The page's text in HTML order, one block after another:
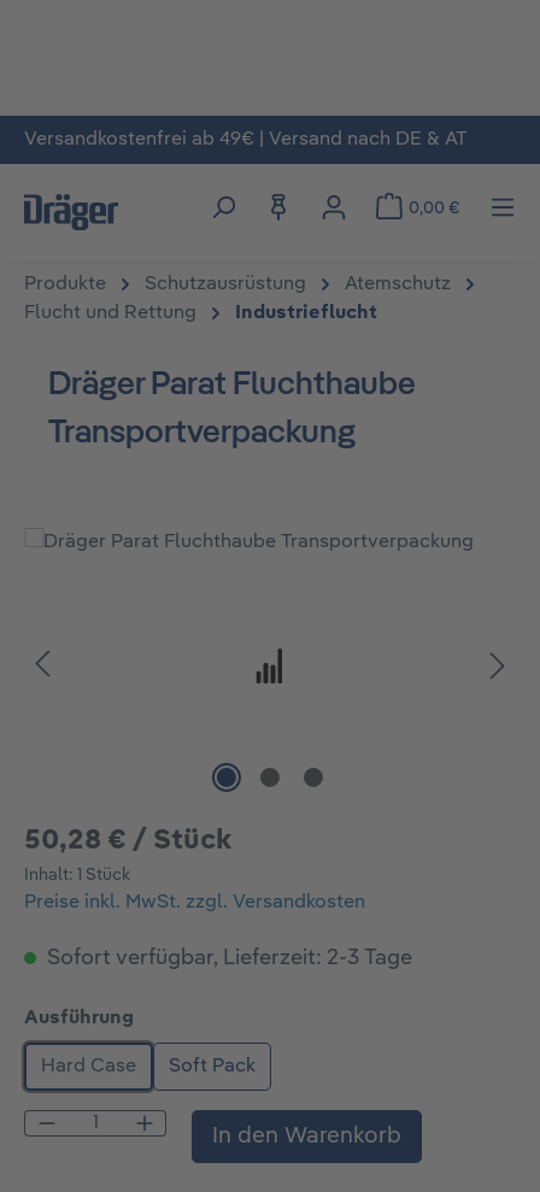
Zum Hauptinhalt springen
Versandkostenfrei ab 49€ | Versand nach DE & AT
0,00 €
Produkte Schutzausrüstung
Atemschutz
Flucht und Rettung
Industrieflucht
Dräger Parat Fluchthaube
Transportverpackung
Bildergalerie überspringen
50,28 € / Stück
Inhalt: 1 Stück
Preise inkl. MwSt. zzgl. Versandkosten
Sofort verfügbar, Lieferzeit: 2-3 Tage
Ausführung
Hard Case Soft Pack
Produkt Anzahl: Gib den gewünschten
In den Warenkorb